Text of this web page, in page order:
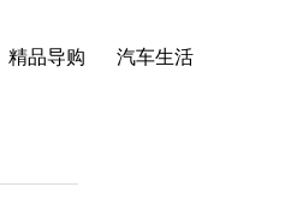
精品导购 汽车生活